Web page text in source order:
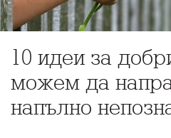
10 идеи за
можем да
напълно